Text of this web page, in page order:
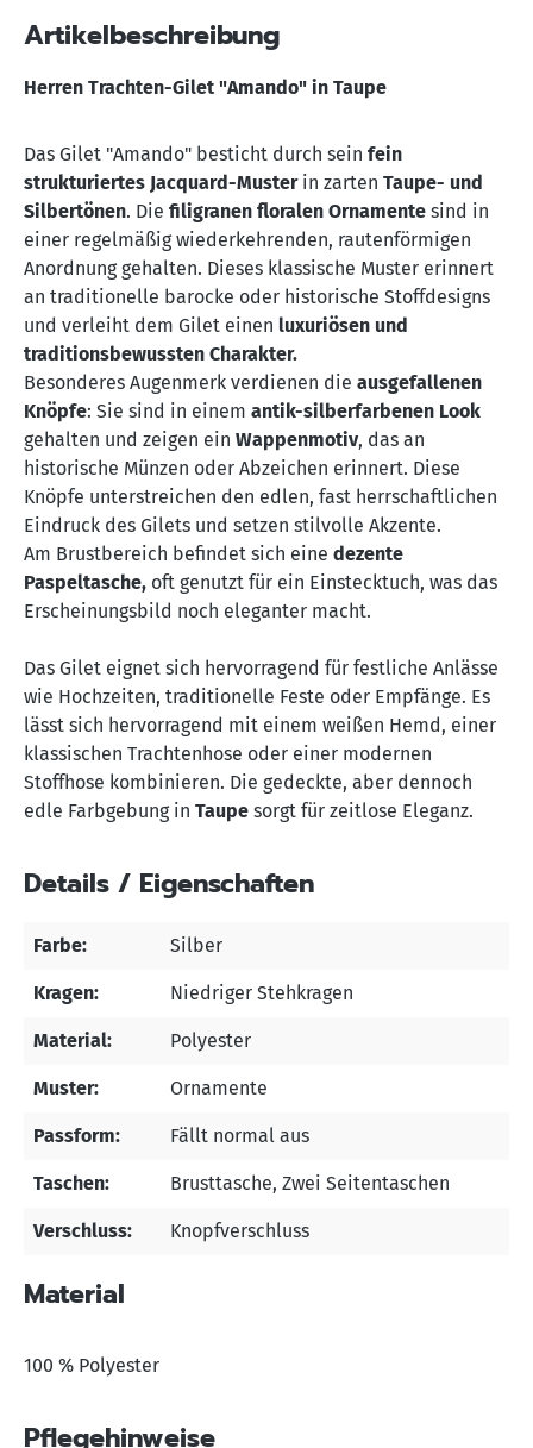
Artikelbeschreibung
Herren Trachten-Gilet "Amando" in Taupe
Das Gilet "Amando" besticht durch sein fein
strukturiertes Jacquard-Musterin zarten Taupe- und
Silbertönen. Die filigranen floralen Ornamente sind in
einer regelmäßig wiederkehrenden, rautenförmigen
Anordnung gehalten. Dieses klassische Muster erinnert
an traditionelle barocke oder historische Stoffdesigns
und verleiht dem Gilet einen luxuriösen und
traditionsbewussten Charakter.
Besonderes Augenmerk verdienen die ausgefallenen
Knöpfe: Sie sind in einem antik-silberfarbenen Look
gehalten und zeigen ein Wappenmotiv, das an
historische Münzen oder Abzeichen erinnert. Diese
Knöpfe unterstreichen den edlen, fast herrschaftlichen
Eindruck des Gilets und setzen stilvolle Akzente.
Am Brustbereich befindet sich eine dezente
Paspeltasche, oft genutzt für ein Einstecktuch, was das
Erscheinungsbild noch eleganter macht.
Das Gilet eignet sich hervorragend für festliche Anlässe
wie Hochzeiten, traditionelle Feste oder Empfänge. Es
lässt sich hervorragend mit einem weißen Hemd, einer
klassischen Trachtenhose oder einer modernen
Stoffhose kombinieren. Die gedeckte, aber dennoch
edle Farbgebung in Taupe sorgt für zeitlose Eleganz.
Details / Eigenschaften
Farbe: Silber
Kragen: Niedriger Stehkragen
Material: Polyester
Muster: Ornamente
Passform: Fällt normal aus
Taschen: Brusttasche, Zwei Seitentaschen
Verschluss: Knopfverschluss
Material
100 % Polyester
Pflegehinweise